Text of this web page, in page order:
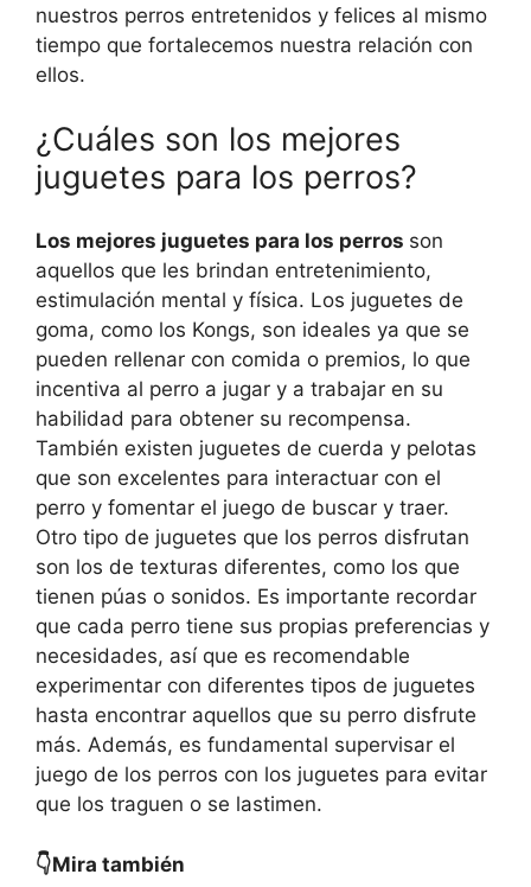
nuestros perros entretenidos y felices al mismo
tiempo que fortalecemos nuestra relación con
ellos.
¿Cuáles son los mejores
juguetes para los perros?
Los mejores juguetes para los perros son
aquellos que les brindan entretenimiento,
estimulación mental y física. Los juguetes de
goma, como los Kongs, son ideales ya que se
pueden rellenar con comida o premios, lo que
incentiva al perro a jugar y a trabajar en su
habilidad para obtener su recompensa.
También existen juguetes de cuerda y pelotas
que son excelentes para interactuar con el
perro y fomentar el juego de buscar y traer.
Otro tipo de juguetes que los perros disfrutan
son los de texturas diferentes, como los que
tienen púas o sonidos. Es importante recordar
que cada perro tiene sus propias preferencias y
necesidades, así que es recomendable
experimentar con diferentes tipos de juguetes
hasta encontrar aquellos que su perro disfrute
más. Además, es fundamental supervisar el
juego de los perros con los juguetes para evitar
que los traguen o se lastimen.
👇Mira también